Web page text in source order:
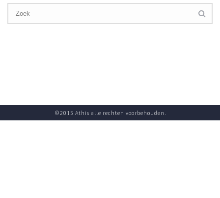
©2015 Athis alle rechten voorbehouden.